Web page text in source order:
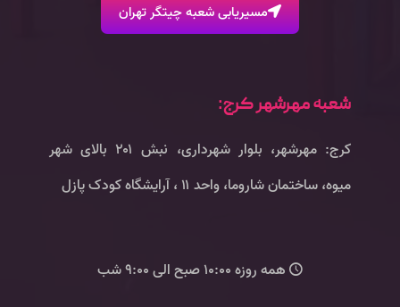
مسیریابی شعبه چیتگر تهران
شعبه مهرشهر کرج:
کرج: مهرشهر، بلوار شهرداری، نبش ۲۰۱ بالای شهر
میوه، ساختمان شاروما، واحد ۱۱ ، آرایشگاه کودک پازل
همه روزه 10:00 صبح الی 9:00 شب